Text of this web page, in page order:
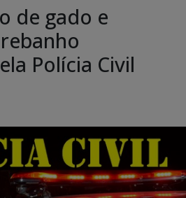
de gado e
Polícia Civil